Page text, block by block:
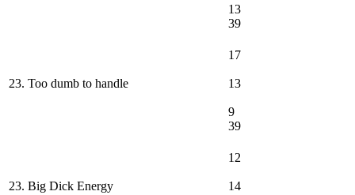
13
39
23. Too dumb to handle
17
13
9
39
23. Big Dick Energy
12
14